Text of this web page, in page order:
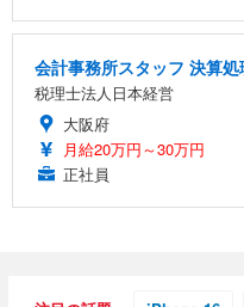
勤務 ブラック
￥4,139
￥34,980
会計事務所スタッフ 決算
税理士法人日本経営
大阪府
月給20万円～30万円
正社員